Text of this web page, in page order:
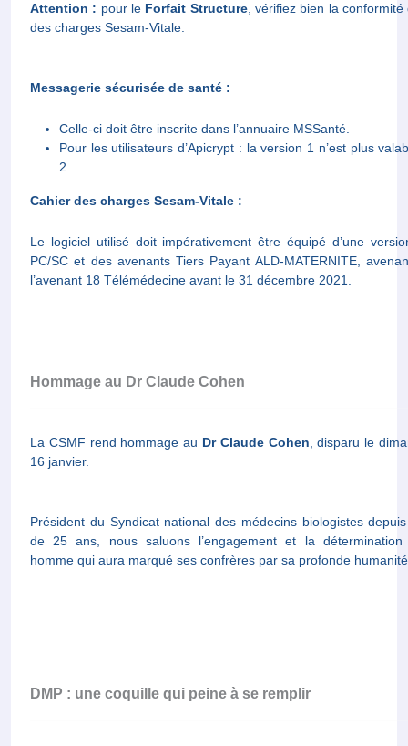
Attention : pour le Forfait Structure, vérifiez bien la
des charges Sesam-Vitale.
Messagerie sécurisée de santé :
Celle-ci doit être inscrite dans l’annuaire MSSanté.
Pour les utilisateurs d’Apicrypt : la version 1 n’est plus
2.
Cahier des charges Sesam-Vitale :
Le logiciel utilisé doit impérativement être équipé d’une
PC/SC et des avenants Tiers Payant ALD-MATERNITE,
l’avenant 18 Télémédecine avant le 31 décembre 2021.
Hommage au Dr Claude Cohen
La CSMF rend hommage au Dr Claude Cohen , disparu le
16 janvier.
Président du Syndicat national des médecins biologistes
de 25 ans, nous saluons l’engagement et la détermination
homme qui aura marqué ses confrères par sa profonde
DMP : une coquille qui peine à se remplir